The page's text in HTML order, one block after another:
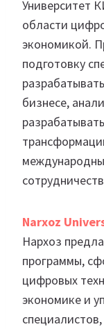
Университет
области
экономикой.
подготовку
бизнесе,
Narxoz
Нархоз
программы,
цифровых
экономике и